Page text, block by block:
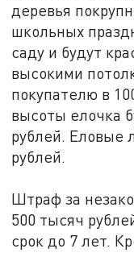
деревья
школьных
саду и будут
высокими
покупателю в
высоты елочка
рублей. Еловые
рублей.
Штраф за
500 тысяч
срок до 7 лет.